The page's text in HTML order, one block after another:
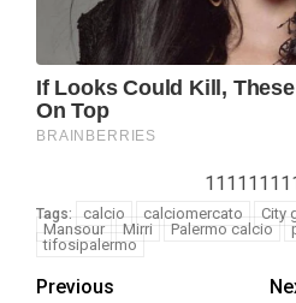
Tags: calcio calciomercato City
Mansour
Mirri Palermo calcio
tifosipalermo
Previous